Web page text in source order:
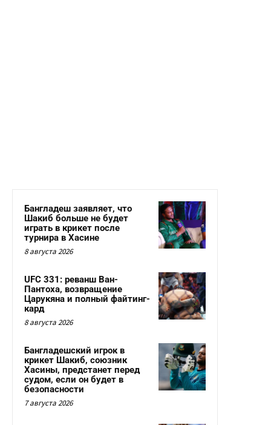
Бангладеш заявляет, что
Шакиб больше не будет
играть в крикет после
турнира в Хасине
8 августа 2026
UFC 331: реванш Ван-
Пантоха, возвращение
Царукяна и полный файтинг-
кард
8 августа 2026
Бангладешский игрок в
крикет Шакиб, союзник
Хасины, предстанет перед
судом, если он будет в
безопасности
7 августа 2026